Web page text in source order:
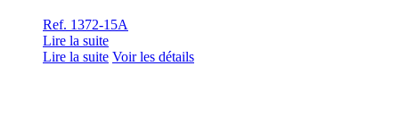
Ref. 1372-15A
Lire la suite
Lire la suite Voir les détails